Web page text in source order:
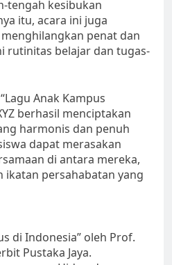
tengah kesibukan
itu, acara ini juga
penat dan
rutinitas belajar dan tugas-
Anak Kampus
berhasil menciptakan
harmonis dan penuh
dapat merasakan
di antara mereka,
ikatan persahabatan yang
di Indonesia” oleh Prof.
Pustaka Jaya.